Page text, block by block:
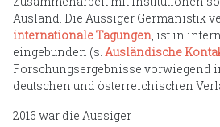
Ausland. Die Aussiger Germanistik
internationale Tagungen, ist in
eingebunden (s. Ausländische
Forschungsergebnisse vorwiegend
deutschen und österreichischen
2016 war die Aussiger